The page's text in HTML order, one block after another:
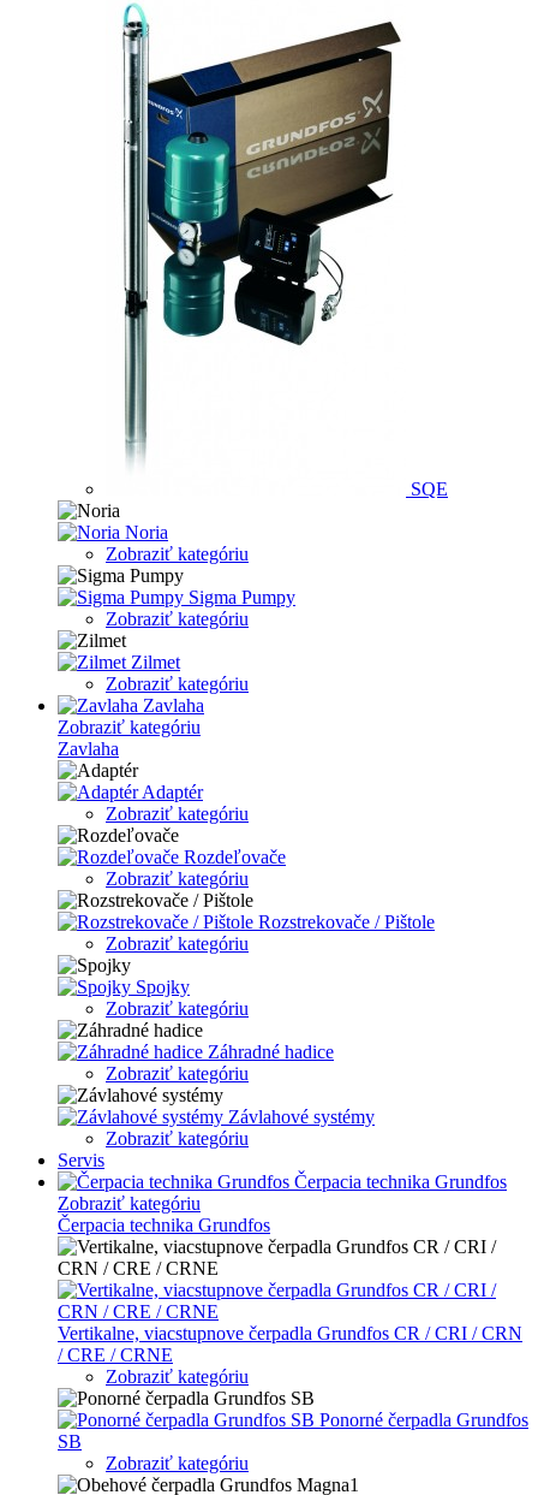
SQE
Noria
Zobraziť kategóriu
Sigma Pumpy
Zobraziť kategóriu
Zilmet
Zobraziť kategóriu
Zavlaha
Zobraziť kategóriu
Zavlaha
Adaptér
Zobraziť kategóriu
Rozdeľovače
Zobraziť kategóriu
Rozstrekovače / Pištole
Zobraziť kategóriu
Spojky
Zobraziť kategóriu
Záhradné hadice
Zobraziť kategóriu
Závlahové systémy
Zobraziť kategóriu
Servis
Čerpacia technika Grundfos
Zobraziť kategóriu
Čerpacia technika Grundfos
Vertikalne, viacstupnove čerpadla Grundfos CR / CRI / CRN
/ CRE / CRNE
Zobraziť kategóriu
Ponorné čerpadla Grundfos
SB
Zobraziť kategóriu